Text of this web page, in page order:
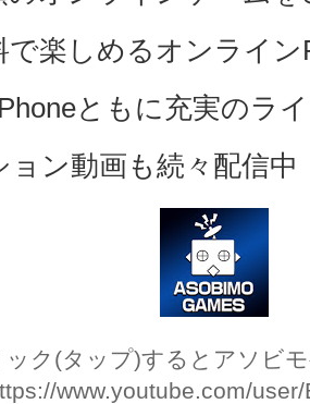
で楽しめるオンライン
ともに充実のラ
ョン動画も続々配信中
ク(タップ)するとアソビ
www.youtube.com/